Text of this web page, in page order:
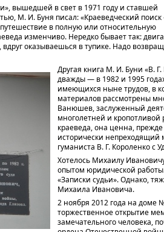
вышедшей в свет в 1971 году и ставшей
М. И. Буня писал: «Краеведческий
в полную или относительную
изменчиво. Нередко бывает так:
оказываешься в тупике. Надо
Другая книга М. И. Буни «В.
дважды — в 1982 и 1995
имеющихся ныне трудов, в
материалов рассмотрены
Ванюшев, заслуженный
многолетней и кропотливой
краеведа, она ценна,
исторически непреходящий
гуманиста В. Г. Короленко с
Хотелось Михаилу
опытом юридической
«Записки судьи». Однако,
Михаила Ивановича.
2 ноября 2012 года на доме
торжественное открытие
замечательного человека,